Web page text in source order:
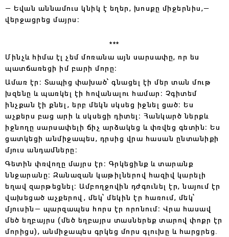
— Եվան աննամուս կնիկ է եղեր, խոսքը միջերնիս,—
վերջացրեց մայրս։
***
Մինչև հիմա էլ չեմ մոռանա այն սարսափը, որ ես
պատճառեցի իմ բարի մորը։
Ամառ էր։ Տապից փախած՝ գնացել էի մեր տան մութ
խզենը և պառկել էի հովանալու համար։ Չգիտեմ
ինչքան էի քնել, երբ մեկն սկսեց իջնել ցած։ Ես
աչքերս բաց արի և սկսեցի դիտել։ Հանկարծ ներքև
իջնողը սարսափելի ճիչ արձակեց և փռվեց գետին։ Ես
ցատկեցի անմիջապես, դրսից վրա հասան ընտանիքի
մյուս անդամները։
Գետին փռվողը մայրս էր։ Գրկեցինք և տարանք
ննջարանը։ Զանազան կաթիլներով հազիվ կարելի
եղավ զարթեցնել։ Ամբողջովին դժգունել էր, նայում էր
վախեցած աչքերով, մեկ՝ մեկին էր հառում, մեկ՝
մյուսին— պարզապես հորս էր որոնում։ Վրա հասավ
մեծ եղբայրս (մեծ եղբայրս տասներեք տարով փոքր էր
մորիցս), անմիջապես գրկեց մորս գլուխը և հարցրեց․